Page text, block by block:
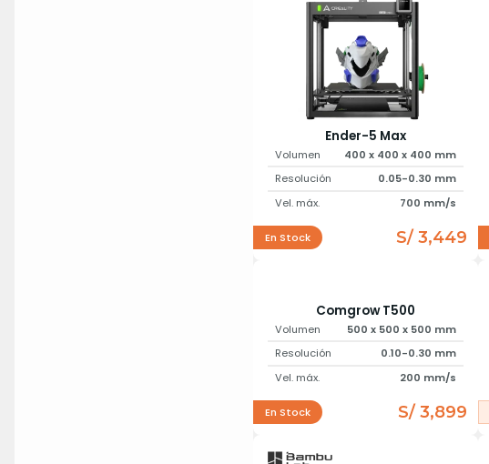
Ender-5 Max
Volumen
400 x 400 x 400 mm
Resolución
0.05-0.30 mm
Vel. máx.
700 mm/s
En Stock S/ 3,449
Comgrow T500
Volumen
500 x 500 x 500 mm
Resolución
0.10-0.30 mm
Vel. máx.
200 mm/s
En Stock S/ 3,899